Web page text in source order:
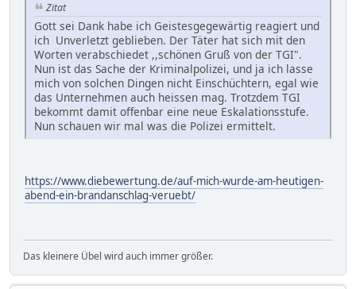
Zitat
Gott sei Dank habe ich Geistesgegewärtig reagiert und
ich Unverletzt geblieben. Der Täter hat sich mit den
Worten verabschiedet ,,schönen Gruß von der TGI".
Nun ist das Sache der Kriminalpolizei, und ja ich lasse
mich von solchen Dingen nicht Einschüchtern, egal wie
das Unternehmen auch heissen mag. Trotzdem TGI
bekommt damit offenbar eine neue Eskalationsstufe.
Nun schauen wir mal was die Polizei ermittelt.
https://www.diebewertung.de/auf-mich-wurde-am-heutigen-
abend-ein-brandanschlag-veruebt/
Das kleinere Übel wird auch immer größer.